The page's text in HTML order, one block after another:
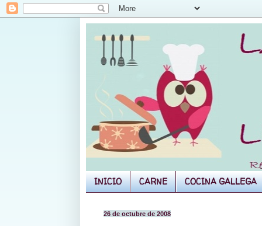
INICIO CARNE COCINA GALLEGA
26 de octubre de 2008